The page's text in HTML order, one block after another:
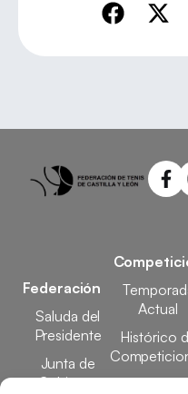
Federación
Saluda del
Presidente
Junta de
Gobierno
Actual
Histórico